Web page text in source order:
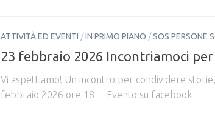
ATTIVITÀ ED EVENTI /IN PRIMO PIANO /SOS PERSONE
23 febbraio 2026 Incontriamoci
Vi aspettiamo! Un incontro per condividere
febbraio 2026 ore 18 Evento su facebook